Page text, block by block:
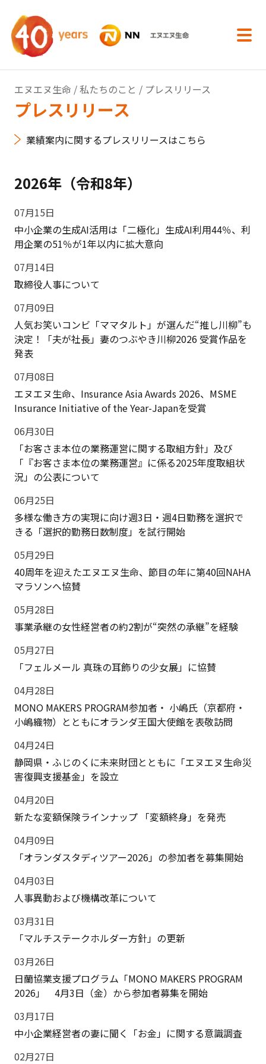
エヌエヌ生命 /私たちのこと / プレスリリース
プレスリリース
業績案内に関するプレスリリースはこちら
2026年（令和8年）
07月15日
中小企業の生成AI活用は「二極化」生成AI利用44％、利
用企業の51％が1年以内に拡大意向
07月14日
取締役人事について
07月09日
人気お笑いコンビ「ママタルト」が選んだ“推し川柳”も
決定！「夫が社長」妻のつぶやき川柳2026 受賞作品を
発表
07月08日
エヌエヌ生命、Insurance Asia Awards 2026、MSME
Insurance Initiative of the Year-Japanを受賞
06月30日
「お客さま本位の業務運営に関する取組方針」及び
「『お客さま本位の業務運営』に係る2025年度取組状
況」の公表について
06月25日
多様な働き方の実現に向け週3日・週4日勤務を選択で
きる「選択的勤務日数制度」を試行開始
05月29日
40周年を迎えたエヌエヌ生命、節目の年に第40回NAHA
マラソンへ協賛
05月28日
事業承継の女性経営者の約2割が“突然の承継”を経験
05月27日
「フェルメール 真珠の耳飾りの少女展」に協賛
04月28日
MONO MAKERS PROGRAM参加者・ 小嶋氏（京都府・
小嶋織物）とともにオランダ王国大使館を表敬訪問
04月24日
静岡県・ふじのくに未来財団とともに「エヌエヌ生命災
害復興支援基金」を設立
04月20日
新たな変額保険ラインナップ 「変額終身」を発売
04月09日
「オランダスタディツアー2026」の参加者を募集開始
04月03日
人事異動および機構改革について
03月31日
「マルチステークホルダー方針」の更新
03月26日
日蘭協業支援プログラム「MONO MAKERS PROGRAM
2026」 4月3日（金）から参加者募集を開始
03月17日
中小企業経営者の妻に聞く「お金」に関する意識調査
02月27日